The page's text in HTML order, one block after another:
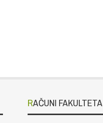
RAČUNI FAKULTETA